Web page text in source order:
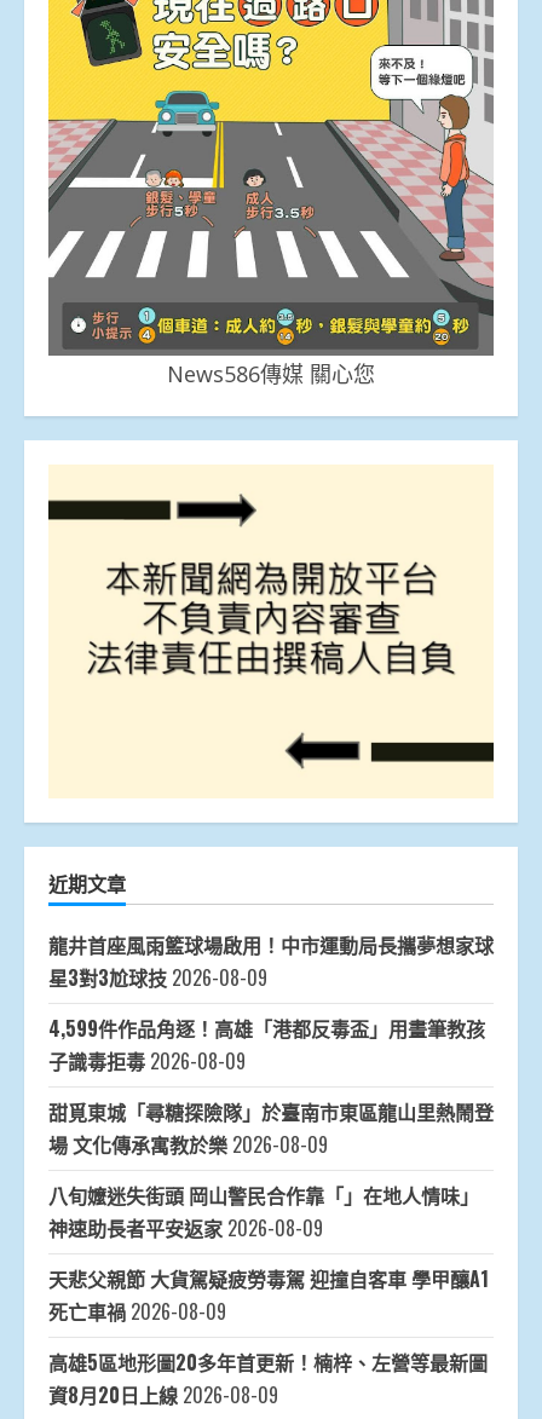
News586傳媒 關心您
近期文章
龍井首座風雨籃球場啟用！中市運動局長攜夢想家球
星3對3尬球技 2026-08-09
4,599件作品角逐！高雄「港都反毒盃」用畫筆教孩
子識毒拒毒 2026-08-09
甜覓東城「尋糖探險隊」於臺南市東區龍山里熱鬧登
場 文化傳承寓教於樂 2026-08-09
八旬嬤迷失街頭 岡山警民合作靠「」在地人情味」
神速助長者平安返家 2026-08-09
天悲父親節 大貨駕疑疲勞毒駕 迎撞自客車 學甲釀A1
死亡車禍 2026-08-09
高雄5區地形圖20多年首更新！楠梓、左營等最新圖
資8月20日上線 2026-08-09